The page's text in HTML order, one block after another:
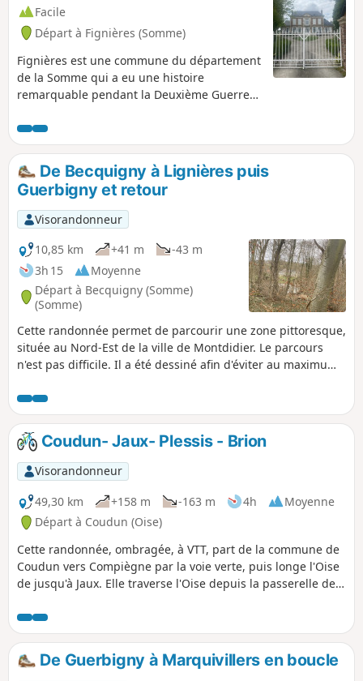
Facile
Départ à Fignières (Somme)
Fignières est une commune du département
de la Somme qui a eu une histoire
remarquable pendant la Deuxième Guerre
Montdidier – Fignières qui fut agrandi par la
Luftwaffe. Aujourd’hui, l’attraction principale
est la « Montagne de Fignières », appelée
aussi « Le Larris du Brûlé ». Il s’agit d’une
pelouse calcaire remarquable (un « larris »
en picard). La gestion de ce patrimoine
naturel est assurée par le Conservatoire des
Espaces Naturels des Hauts de France. La
vue du haut du site est remarquable. En été,
la flore et l’entomofaune du chemin sont très
diverses.
De Becquigny à Lignières puis
Guerbigny et retour
Visorandonneur
10,85 km
+41 m
-43 m
3h 15
Moyenne
Départ à Becquigny (Somme)
(Somme)
Cette randonnée permet de parcourir une zone pittoresque,
située au Nord-Est de la ville de Montdidier. Le parcours
n'est pas difficile. Il a été dessiné afin d'éviter au maximum
une circulation importante. Restant en plaine, il fait le tour
du bois des Flavignes et du bois de Guerbigny.
Coudun- Jaux- Plessis - Brion
Visorandonneur
49,30 km
+158 m -163 m 4h
Moyenne
Départ à Coudun (Oise)
Cette randonnée, ombragée, à VTT, part de la commune de
Coudun vers Compiègne par la voie verte, puis longe l'Oise
de jusqu'à Jaux. Elle traverse l'Oise depuis la passerelle de
au niveau du pont de l'Aisne, puis traverse à nouveau l'Oise
par un pont atypique du Canal de l'Oise au niveau des
écluses de Longueil-Annel. Elle file ensuite vers le Mont
Ganelon pour redescendre sur Clairoix et finir à Coudun.
De Guerbigny à Marquivillers en boucle